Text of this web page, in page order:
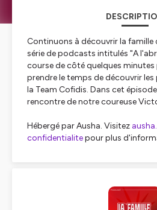
Continuons à découvrir la famille
série de podcasts intitulés "A
course de côté quelques
prendre le temps de découvrir
la Team Cofidis. Dans cet
rencontre de notre coureuse
Hébergé par Ausha. Visitez
confidentialitepour plus